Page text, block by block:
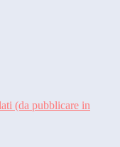
(da pubblicare in